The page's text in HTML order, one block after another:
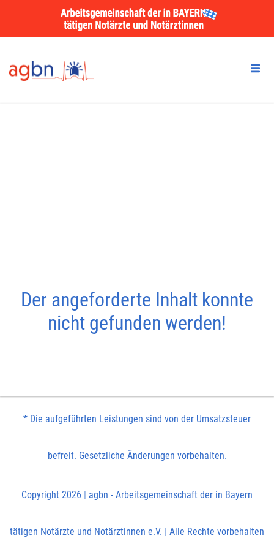
Der angeforderte Inhalt konnte
nicht gefunden werden!
* Die aufgeführten Leistungen sind von der Umsatzsteuer
befreit. Gesetzliche Änderungen vorbehalten.
Copyright 2026 | agbn - Arbeitsgemeinschaft der in Bayern
tätigen Notärzte und Notärztinnen e.V. | Alle Rechte vorbehalten